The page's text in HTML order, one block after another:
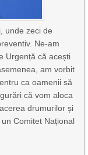
unde zeci de
Ne-am
Urgență că acești
am vorbit
ca oamenii să
că vom aloca
drumurilor și
Comitet Național